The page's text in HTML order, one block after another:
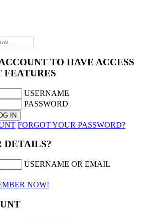
TO HAVE ACCESS
FEATURES
USERNAME
PASSWORD
FORGOT YOUR PASSWORD?
DETAILS?
USERNAME OR EMAIL
NOW!